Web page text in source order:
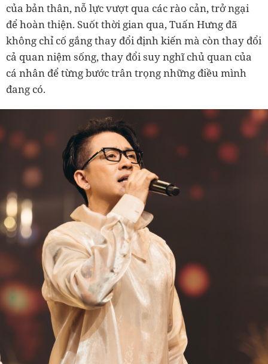
của bản thân, nỗ lực vượt qua các rào cản, trở ngại
để hoàn thiện. Suốt thời gian qua, Tuấn Hưng đã
không chỉ cố gắng thay đổi định kiến mà còn thay đổi
cả quan niệm sống, thay đổi suy nghĩ chủ quan của
cá nhân để từng bước trân trọng những điều mình
đang có.